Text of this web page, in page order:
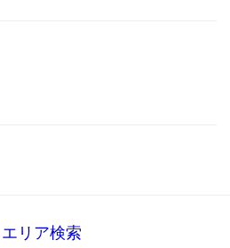
リア検索